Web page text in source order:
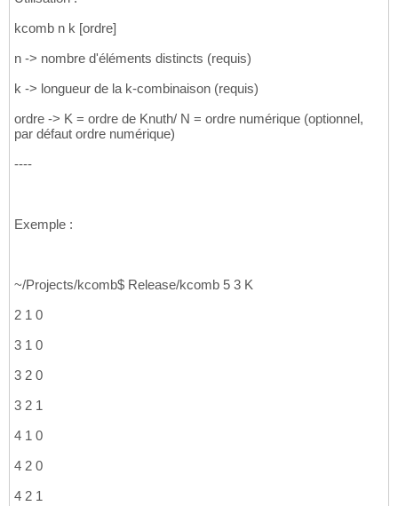
kcomb n k [ordre]
n -> nombre d'éléments distincts (requis)
k -> longueur de la k-combinaison (requis)
ordre -> K = ordre de Knuth/ N = ordre numérique (optionnel,
par défaut ordre numérique)
----
Exemple :
~/Projects/kcomb$ Release/kcomb 5 3 K
2 1 0
3 1 0
3 2 0
3 2 1
4 1 0
4 2 0
4 2 1